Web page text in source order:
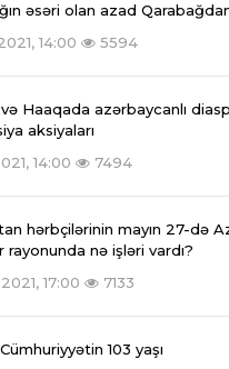
əsəri olan azad
14:00
5594
Haaqada azərbaycanlı
aksiyaları
14:00
7494
hərbçilərinin mayın 27-də
rayonunda nə işləri vardı?
17:00
7133
103 yaşı